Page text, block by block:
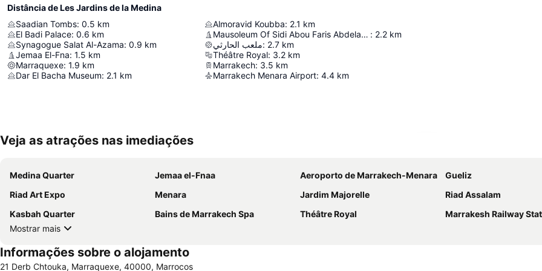
Distância de Les Jardins de la Medina
Saadian Tombs: 0.5 km
El Badi Palace: 0.6 km
Synagogue Salat Al-Azama: 0.9 km
Jemaa El-Fna: 1.5 km
Marraquexe: 1.9 km
Dar El Bacha Museum: 2.1 km
Almoravid Koubba: 2.1 km
Mausoleum Of Sidi Abou Faris Abdelaziz Tebbâa : 2.2 km
ملعب الحارثي: 2.7 km
Théâtre Royal: 3.2 km
Marrakech: 3.5 km
Marrakech Menara Airport: 4.4 km
Veja as atrações nas imediações
Medina Quarter Jemaa el-Fnaa Aeroporto de Marrakech-Menara
Gueliz
Riad Art Expo
Menara Jardim Majorelle
Riad Assalam
Kasbah Quarter
Bains de Marrakech Spa Théâtre Royal
Marrakesh Railway
Mostrar mais
Informações sobre o alojamento
21 Derb Chtouka, Marraquexe, 40000, Marrocos